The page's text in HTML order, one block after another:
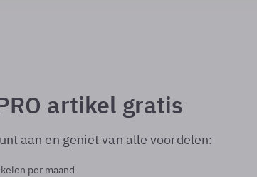
artikel gratis
aan en geniet van alle voordelen:
per maand